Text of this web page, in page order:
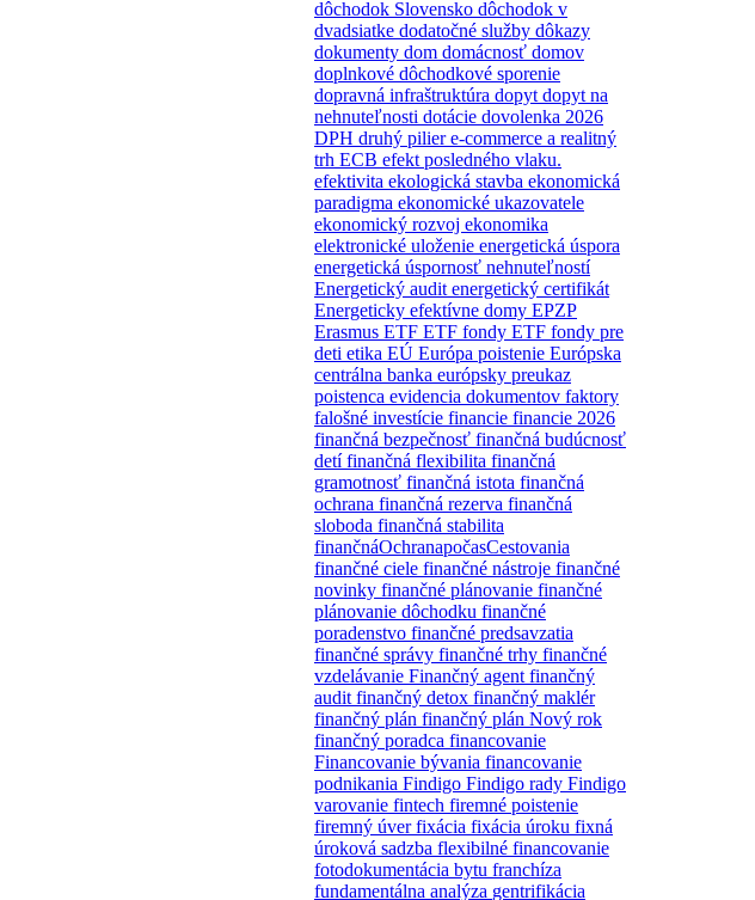
dôchodok Slovensko dôchodok v
dvadsiatke dodatočné služby dôkazy
dokumenty dom domácnosť domov
doplnkové dôchodkové sporenie
dopravná infraštruktúra dopyt dopyt na
nehnuteľnosti dotácie dovolenka 2026
DPH druhý piliere-commerce a realitný
trh ECB efekt posledného vlaku.
efektivita ekologická stavba ekonomická
paradigma ekonomické ukazovatele
ekonomický rozvoj ekonomika
elektronické uloženie energetická úspora
energetická úspornosť nehnuteľností
Energetický audit energetický certifikát
Energeticky efektívne domy EPZP
Erasmus ETF ETF fondy ETF fondy pre
deti etika EÚ Európa poistenie Európska
centrálna banka európsky preukaz
poistenca evidencia dokumentov faktory
falošné investície financie financie 2026
finančná bezpečnosť finančná budúcnosť
detífinančná flexibilita finančná
gramotnosť finančná istota finančná
ochrana finančná rezerva finančná
sloboda finančná stabilita
finančnáOchranapočasCestovania
finančné ciele finančné nástroje finančné
novinky finančné plánovanie finančné
plánovanie dôchodku finančné
poradenstvo finančné predsavzatia
finančné správy finančné trhy finančné
vzdelávanie Finančný agent finančný
audit finančný detox finančný maklér
finančný plán finančný plán Nový rok
finančný poradca financovanie
Financovanie bývania financovanie
podnikania Findigo Findigo rady Findigo
varovanie fintech firemné poistenie
firemný úverfixácia fixácia úroku fixná
úroková sadzba flexibilné financovanie
fotodokumentácia bytu franchíza
fundamentálna analýza gentrifikácia